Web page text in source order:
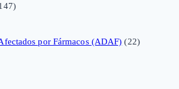
por Fármacos (ADAF) (22)